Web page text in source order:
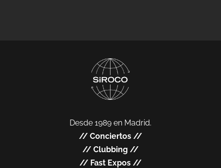
Desde 1989 en Madrid.
// Conciertos //
// Clubbing //
// Fast Expos //